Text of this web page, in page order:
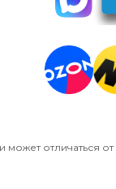
может отличаться